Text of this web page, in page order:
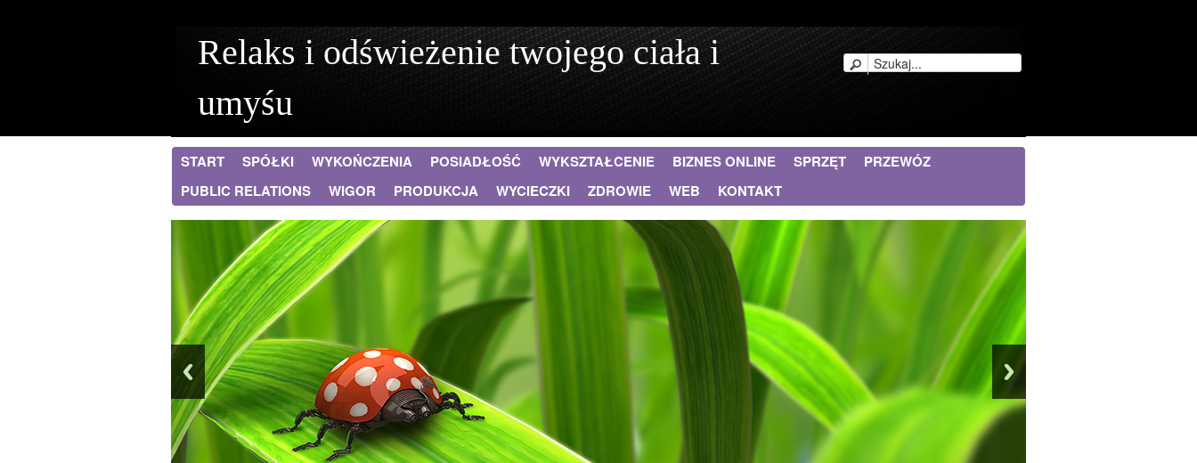
Relaks i odświeżenie twojego ciała i
umyśu
START SPÓŁKI WYKOŃCZENIA POSIADŁOŚĆ WYKSZTAŁCENIE BIZNES ONLINE SPRZĘT
PRZEWÓZ
PUBLIC RELATIONS
WIGOR PRODUKCJA WYCIECZKI ZDROWIE WEB KONTAKT